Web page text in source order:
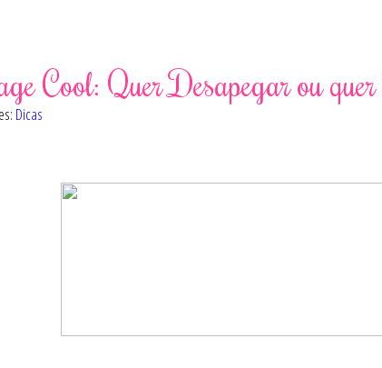
Cool: Quer Desapegar ou
Dicas